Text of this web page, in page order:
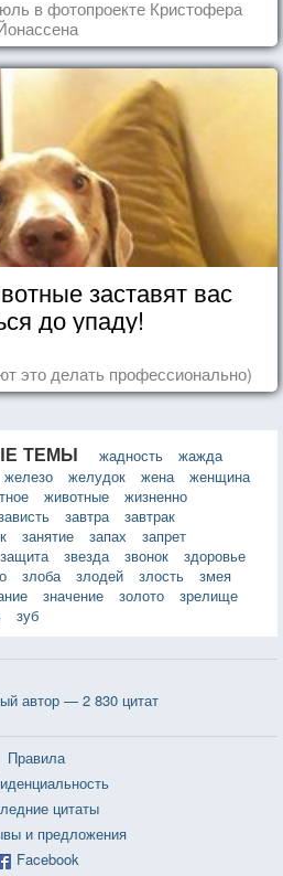
в фотопроекте Кристофера
заставят вас
до упаду!
это делать профессионально)
ТЕМЫ жадность
жажда
железо желудок жена
женщина
животные
жизненно
завтра
завтрак
занятие запах
запрет
защита звезда звонок
здоровье
злоба злодей злость
змея
значение золото
зрелище
зуб
автор — 2 830 цитат
Правила
цитаты
и предложения
Facebook